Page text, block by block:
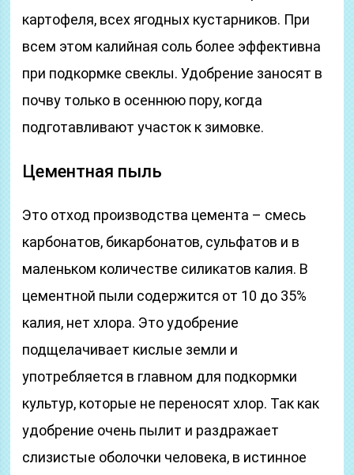
картофеля, всех ягодных кустарников. При
всем этом калийная соль более эффективна
при подкормке свеклы. Удобрение заносят в
почву только в осеннюю пору, когда
подготавливают участок к зимовке.
Цементная пыль
Это отход производства цемента – смесь
карбонатов, бикарбонатов, сульфатов и в
маленьком количестве силикатов калия. В
цементной пыли содержится от 10 до 35%
калия, нет хлора. Это удобрение
подщелачивает кислые земли и
употребляется в главном для подкормки
культур, которые не переносят хлор. Так как
удобрение очень пылит и раздражает
слизистые оболочки человека, в истинное